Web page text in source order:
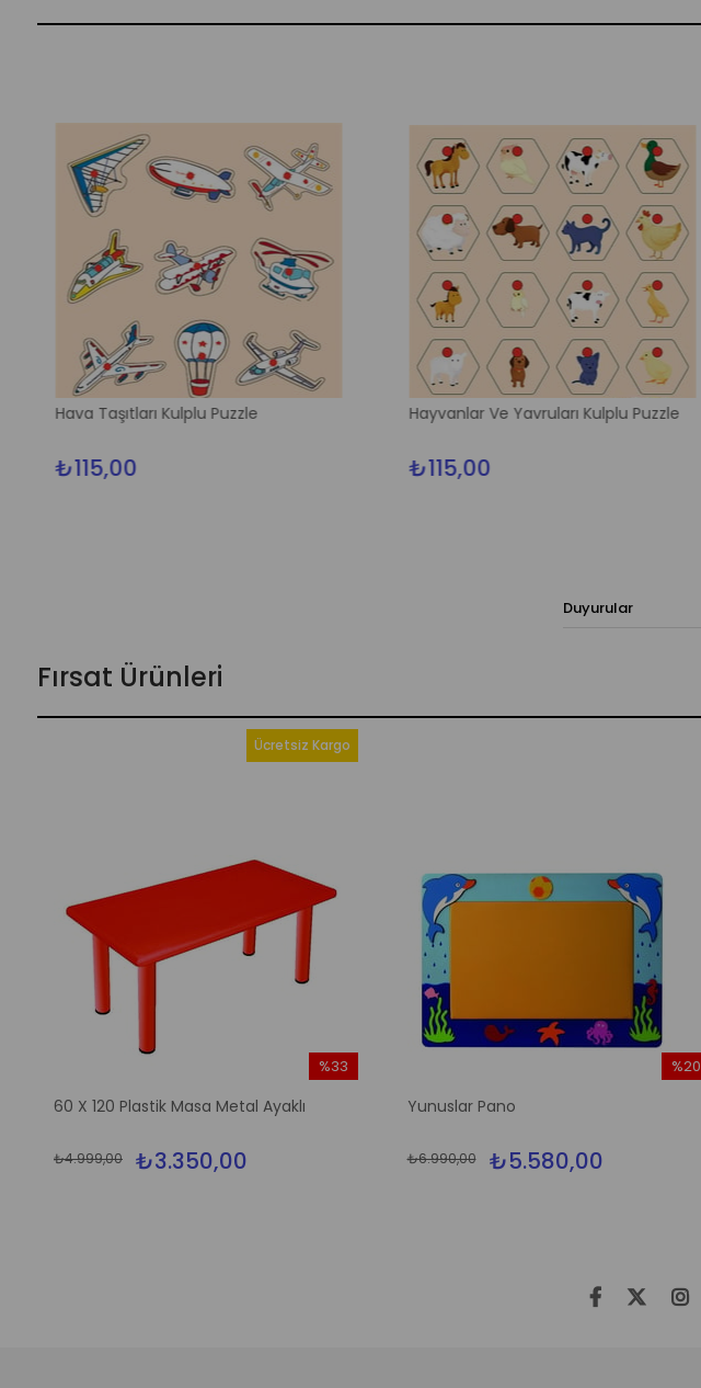
Hava Taşıtları Kulplu Puzzle
₺115,00
Hayvanlar Ve Yavruları Kulplu Puzzle
₺115,00
Duyurular
Fırsat Ürünleri
60 X 120 Plastik Masa Metal Ayaklı
₺3.350,00
₺4.999,00
%33
Ücretsiz Kargo
Yunuslar Pano
₺5.580,00
₺6.990,00
%20